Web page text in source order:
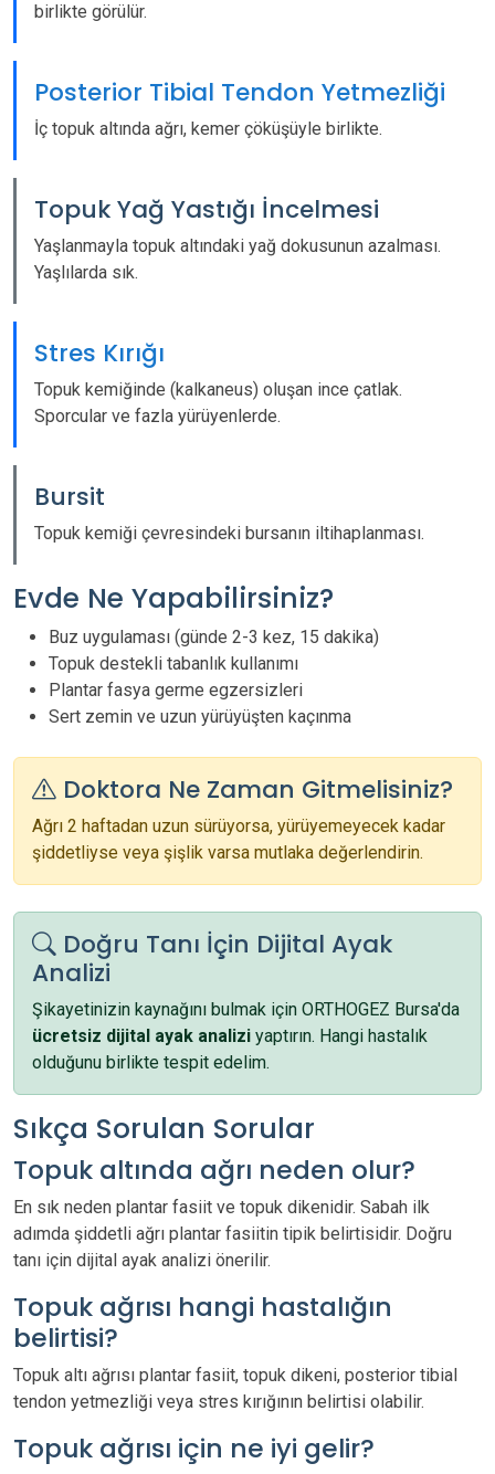
birlikte görülür.
Posterior Tibial Tendon Yetmezliği
İç topuk altında ağrı, kemer çöküşüyle birlikte.
Topuk Yağ Yastığı İncelmesi
Yaşlanmayla topuk altındaki yağ dokusunun azalması.
Yaşlılarda sık.
Stres Kırığı
Topuk kemiğinde (kalkaneus) oluşan ince çatlak.
Sporcular ve fazla yürüyenlerde.
Bursit
Topuk kemiği çevresindeki bursanın iltihaplanması.
Evde Ne Yapabilirsiniz?
Buz uygulaması (günde 2-3 kez, 15 dakika)
Topuk destekli tabanlık kullanımı
Plantar fasya germe egzersizleri
Sert zemin ve uzun yürüyüşten kaçınma
Doktora Ne Zaman Gitmelisiniz?
Ağrı 2 haftadan uzun sürüyorsa, yürüyemeyecek kadar
şiddetliyse veya şişlik varsa mutlaka değerlendirin.
Doğru Tanı İçin Dijital Ayak
Analizi
Şikayetinizin kaynağını bulmak için ORTHOGEZ Bursa'da
ücretsiz dijital ayak analizi yaptırın. Hangi hastalık
olduğunu birlikte tespit edelim.
Sıkça Sorulan Sorular
Topuk altında ağrı neden olur?
En sık neden plantar fasiit ve topuk dikenidir. Sabah ilk
adımda şiddetli ağrı plantar fasiitin tipik belirtisidir. Doğru
tanı için dijital ayak analizi önerilir.
Topuk ağrısı hangi hastalığın
belirtisi?
Topuk altı ağrısı plantar fasiit, topuk dikeni, posterior tibial
tendon yetmezliği veya stres kırığının belirtisi olabilir.
Topuk ağrısı için ne iyi gelir?